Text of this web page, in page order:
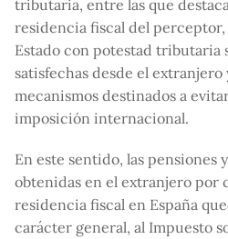
tributaria, entre las que
residencia fiscal del
Estado con potestad tributaria
satisfechas desde el
mecanismos destinados a
imposición internacional.
En este sentido, las pensiones
obtenidas en el extranjero por
residencia fiscal en España
carácter general, al Impuesto